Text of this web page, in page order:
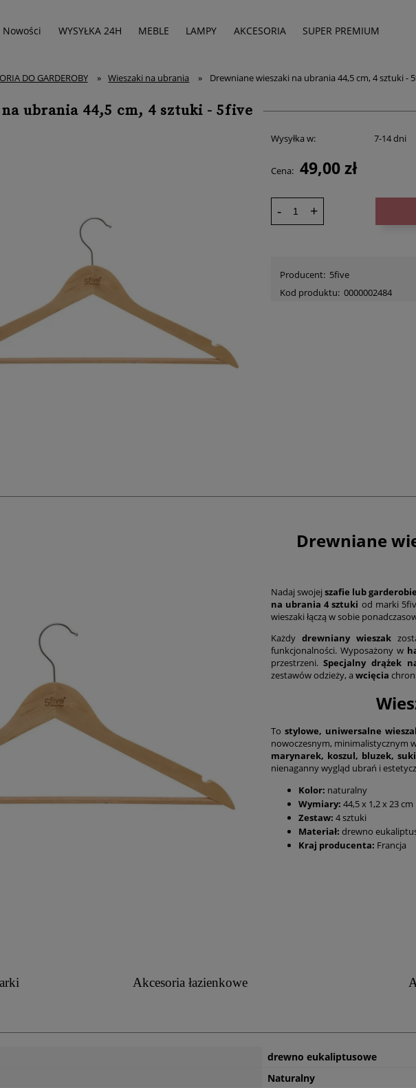
Nowości WYSYŁKA 24H MEBLE LAMPY AKCESORIA SUPER PREMIUM
DO GARDEROBY » Wieszaki na ubrania » Drewniane wieszaki na ubrania 44,5 cm, 4 sztuki -
ubrania 44,5 cm, 4 sztuki - 5five
Wysyłka w: 7-14 dni
Cena: 49,00 zł
- +
Producent: 5five
Kod produktu: 0000002484
Drewniane
Nadaj swojej szafie lub garderobie
na ubrania 4 sztuki od marki
wieszaki łączą w sobie
Każdy drewniany wieszak
funkcjonalności. Wyposażony w
przestrzeni.Specjalny drążek
zestawów odzieży, a wcięcia
To stylowe, uniwersalne
nowoczesnym, minimalistycznym
marynarek, koszul, bluzek,
nienaganny wygląd ubrań i
Kolor: naturalny
Wymiary: 44,5 x 1,2 x 23 cm
Zestaw: 4 sztuki
Materiał: drewno
Kraj producenta: Francja
Akcesoria łazienkowe
drewno eukaliptusowe
Naturalny